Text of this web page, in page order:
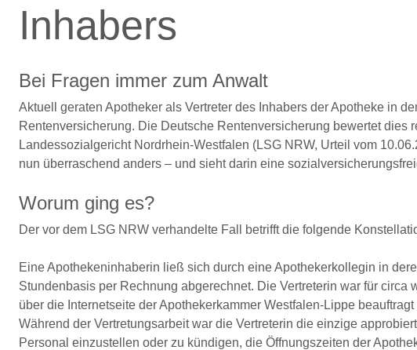
Inhabers
Bei Fragen immer zum Anwalt
Aktuell geraten Apotheker als Vertreter des Inhabers der Apotheke in
Rentenversicherung. Die Deutsche Rentenversicherung bewertet
Landessozialgericht Nordrhein-Westfalen (LSG NRW, Urteil vom
nun überraschend anders – und sieht darin eine
Worum ging es?
Der vor dem LSG NRW verhandelte Fall betrifft die folgende
Eine Apothekeninhaberin ließ sich durch eine Apothekerkollegin in
Stundenbasis per Rechnung abgerechnet. Die Vertreterin war für
über die Internetseite der Apothekerkammer Westfalen-Lippe
Während der Vertretungsarbeit war die Vertreterin die einzige
Personal einzustellen oder zu kündigen, die Öffnungszeiten der